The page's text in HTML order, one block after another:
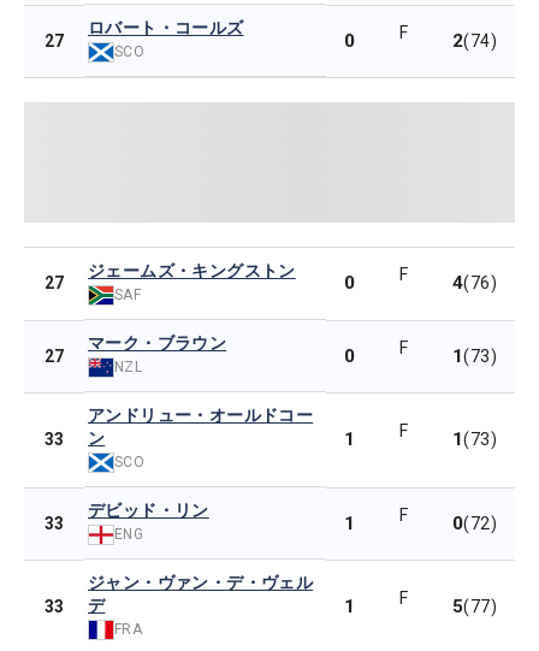
27
ロバート・コールズ
SCO 0 F 2(74)
27
ジェームズ・キングストン
SAF
0 F 4(76)
27
マーク・ブラウン
NZL 0 F 1(73)
33
アンドリュー・オールドコー
ン
SCO
1 F 1(73)
33
デビッド・リン
ENG 1 F 0(72)
33
ジャン・ヴァン・デ・ヴェル
デ
FRA
1 F 5(77)